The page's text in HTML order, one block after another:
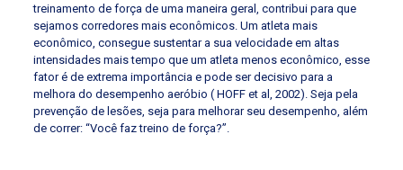
treinamento de força de uma maneira geral, contribui para que
sejamos corredores mais econômicos. Um atleta mais
econômico, consegue sustentar a sua velocidade em altas
intensidades mais tempo que um atleta menos econômico, esse
fator é de extrema importância e pode ser decisivo para a
melhora do desempenho aeróbio ( HOFF et al, 2002). Seja pela
prevenção de lesões, seja para melhorar seu desempenho, além
de correr: “Você faz treino de força?”.